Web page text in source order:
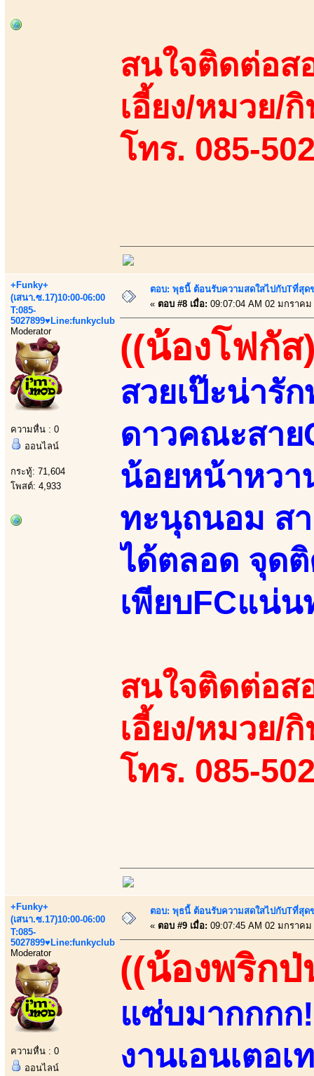
สนใจติดต่อส
เอี้ยง/หมวย/
โทร. 085-
+Funky+
(เสนา.ซ.17)10:00-06:00
T:085-
5027899♥Line:funkyclub
Moderator
ความหื่น : 0
ออนไลน์
กระทู้: 71,604
โพสต์: 4,933
ตอบ: พุธนี้ ต้อนรับความสดใสไปกับTที่สุด
« ตอบ #8 เมื่อ: 09:07:04 AM 02 มกราคม
((น้องโฟกัส
สวยเป๊ะน่ารั
ดาวคณะสาย
น้อยหน้าหวา
ทะนุถนอม ส
ได้ตลอด จุด
เพียบFCแน่น
สนใจติดต่อส
เอี้ยง/หมวย/
โทร. 085-
+Funky+
(เสนา.ซ.17)10:00-06:00
T:085-
5027899♥Line:funkyclub
Moderator
ความหื่น : 0
ออนไลน์
ตอบ: พุธนี้ ต้อนรับความสดใสไปกับTที่สุด
« ตอบ #9 เมื่อ: 09:07:45 AM 02 มกราคม
((น้องพริกป่
แซ่บมากกกก
งานเอนเตอ